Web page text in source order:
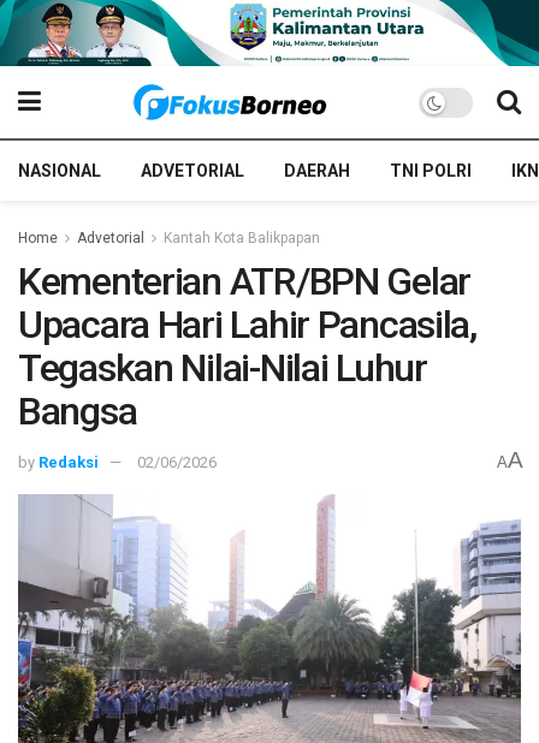
NASIONAL ADVETORIAL DAERAH TNI POLRI IKN
Home Advetorial Kantah Kota Balikpapan
Kementerian ATR/BPN Gelar
Upacara Hari Lahir Pancasila,
Tegaskan Nilai-Nilai Luhur
Bangsa
by Redaksi 02/06/2026 AA